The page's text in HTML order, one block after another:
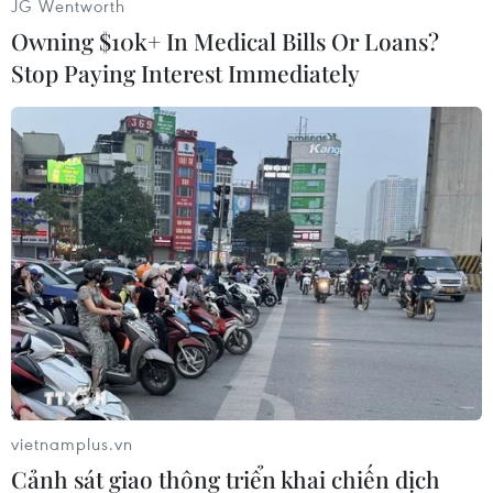
#Vũ Hán #Dịch bệnh viêm phổi
#Virus corona
#Nhân viên y tế
Trung Quốc
JG Wentworth
Owning $10k+ In Medical Bills Or Loans?
Stop Paying Interest Immediately
vietnamplus.vn
Cảnh sát giao thông triển khai chiến dịch